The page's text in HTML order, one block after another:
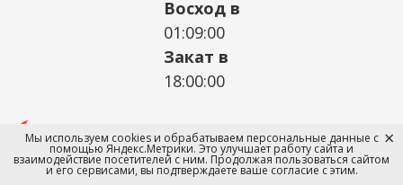
Восход в
01:09:00
Закат в
18:00:00
12 лунный день: Крайне нежелательно
стричься в этот день, можно навлечь
болезнь или несчастье на себя и близких
Мы используем cookies и обрабатываем персональные данные с
помощью Яндекс.Метрики. Это улучшает работу сайта и
взаимодействие посетителей с ним. Продолжая пользоваться сайтом
и его сервисами, вы подтверждаете ваше согласие с этим.